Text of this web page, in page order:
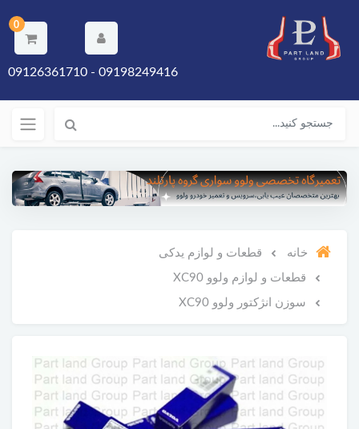
0
09198249416 - 09126361710
خانه قطعات و لوازم یدکی
قطعات و لوازم ولوو XC90
سوزن انژکتور ولوو XC90